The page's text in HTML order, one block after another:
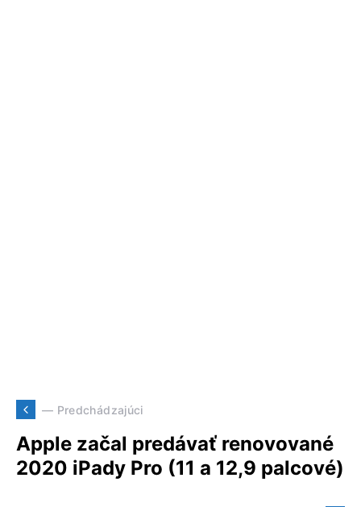
— Predchádzajúci
Apple začal predávať renovované
2020 iPady Pro (11 a 12,9 palcové)